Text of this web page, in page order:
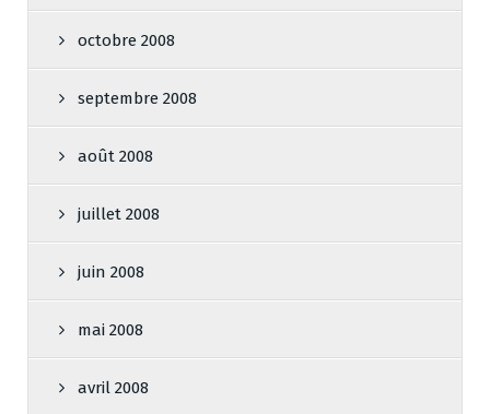
octobre 2008
septembre 2008
août 2008
juillet 2008
juin 2008
mai 2008
avril 2008